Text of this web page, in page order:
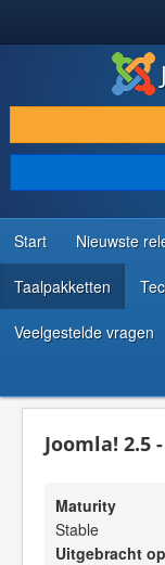
DOWNLOAD & BREID
ONTDEK & LEER
COMMUNITY &
Start Nieuwste
Taalpakketten
Veelgestelde vragen
Joomla! 2.5
Maturity
Stable
Uitgebracht op